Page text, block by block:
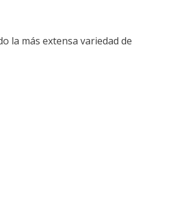
la más extensa variedad de